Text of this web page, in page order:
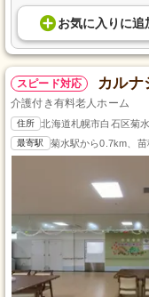
お気に入り に追
スピード対応 カルナ
介護付き有料老人ホーム
住所 北海道札幌市白石区菊
最寄駅 菊水駅から0.7km、